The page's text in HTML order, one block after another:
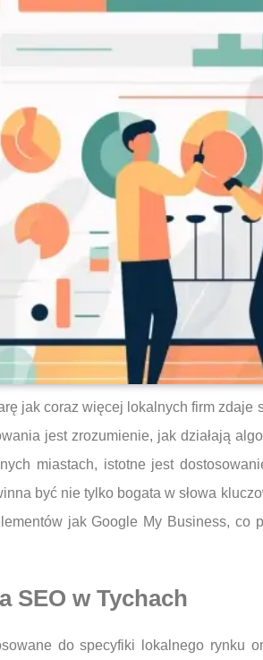
jak coraz więcej lokalnych firm zdaje
jest zrozumienie, jak działają
miastach, istotne jest
być nie tylko bogata w słowa
jak Google My Business, co
SEO w Tychach
do specyfiki lokalnego rynku